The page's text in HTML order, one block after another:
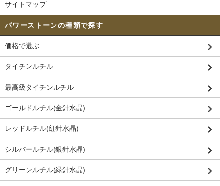
サイトマップ
パワーストーンの種類で探す
価格で選ぶ
タイチンルチル
最高級タイチンルチル
ゴールドルチル(金針水晶)
レッドルチル(紅針水晶)
シルバールチル(銀針水晶)
グリーンルチル(緑針水晶)